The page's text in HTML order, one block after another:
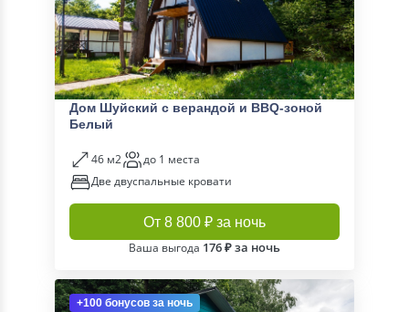
Дом Шуйский с верандой и BBQ-зоной
Белый
46 м2
до 1 места
Две двуспальные кровати
От 8 800 ₽ за ночь
Ваша выгода 176 ₽ за ночь
+100 бонусов за ночь